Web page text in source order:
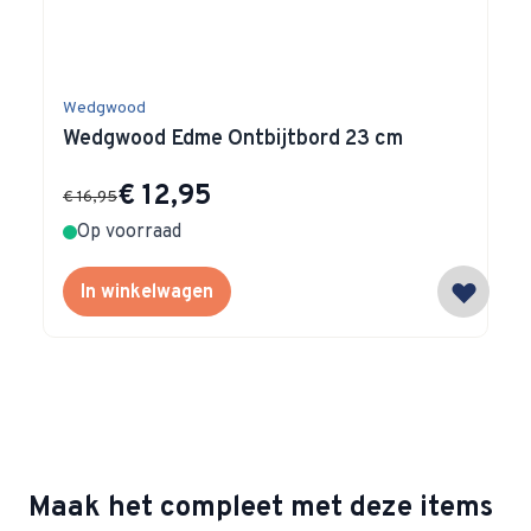
Wedgwood
Wedgwood Edme Ontbijtbord 23 cm
Special Price
€ 12,95
€ 16,95
Op voorraad
In winkelwagen
Maak het compleet met deze items